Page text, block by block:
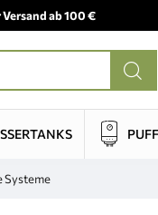
ab 100 €
Systeme